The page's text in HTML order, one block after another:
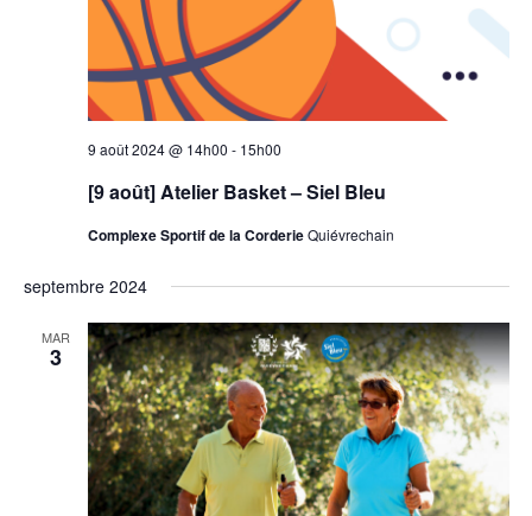
9 août 2024 @ 14h00 - 15h00
[9 août] Atelier Basket – Siel Bleu
Complexe Sportif de la CorderieQuiévrechain
septembre 2024
MAR
3